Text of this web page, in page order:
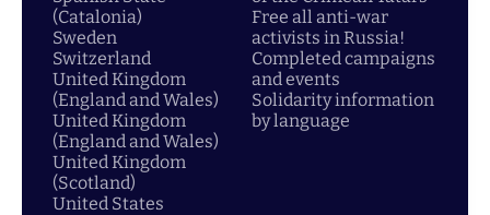
(Catalonia)
Sweden
Switzerland
United Kingdom
(England and Wales)
United Kingdom
(England and Wales)
United Kingdom
(Scotland)
United States
Free all anti-war
activists in Russia!
Completed campaigns
and events
Solidarity information
by language